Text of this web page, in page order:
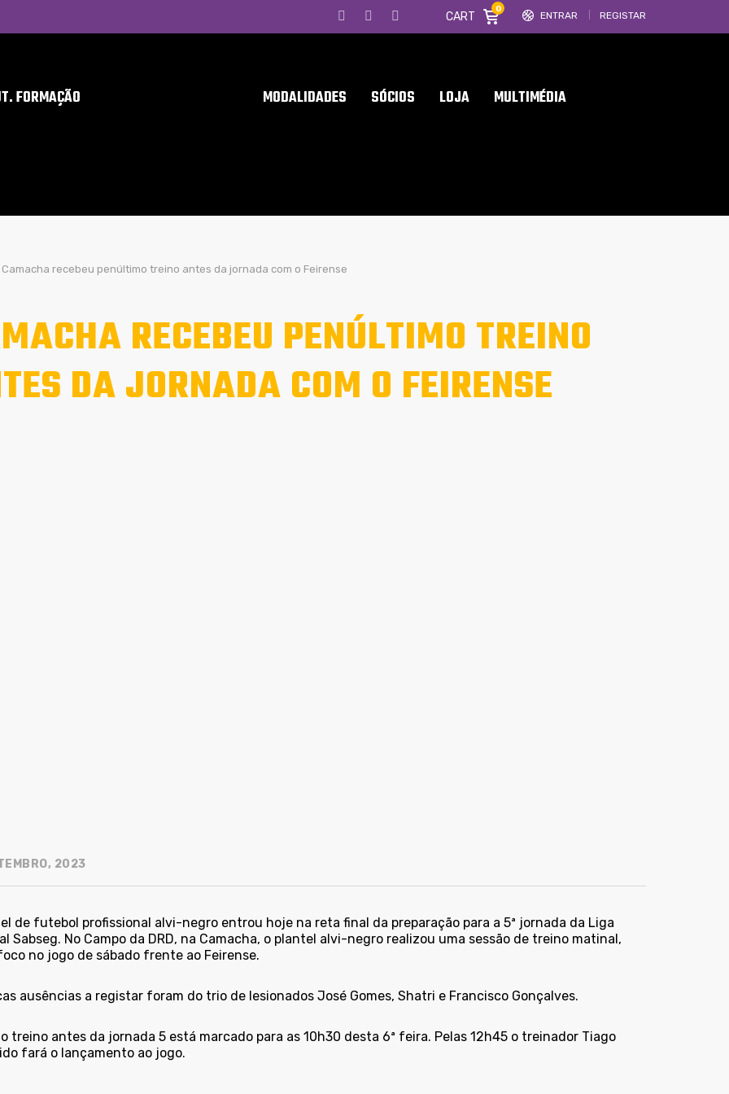
ENTRAR REGISTAR
CART
0
FORMAÇÃO MODALIDADES SÓCIOS LOJA MULTIMÉDIA
Camacha recebeu penúltimo treino antes da jornada com o Feirense
RECEBEU PENÚLTIMO TREINO
DA JORNADA COM O FEIRENSE
2023
de futebol profissional alvi-negro entrou hoje na reta final da preparação para a 5ª jornada da Liga
Sabseg. No Campo da DRD, na Camacha, o plantel alvi-negro realizou uma sessão de treino matinal,
no jogo de sábado frente ao Feirense.
ausências a registar foram do trio de lesionados José Gomes, Shatri e Francisco Gonçalves.
treino antes da jornada 5 está marcado para as 10h30 desta 6ª feira. Pelas 12h45 o treinador Tiago
fará o lançamento ao jogo.